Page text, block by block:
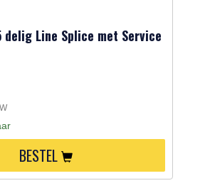
Line Splice met Service
BESTEL